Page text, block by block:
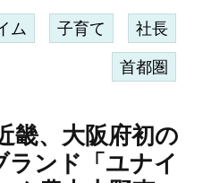
ム 子育て 社長
首都圏
畿、大阪府初の
ランド「ユナイ